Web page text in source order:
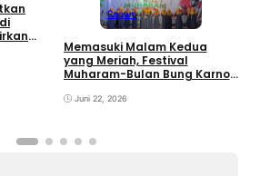
Ragam
Memasuki Malam Kedua
yang Meriah, Festival
Muharam-Bulan Bung Karno
Pemajuan Kebudayaan
Juni 22, 2026